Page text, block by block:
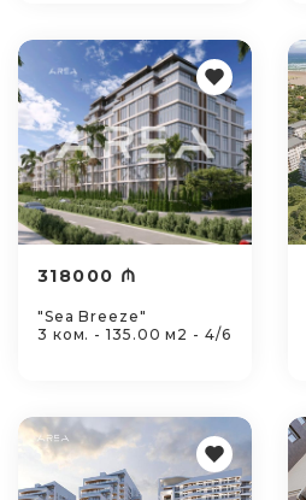
318000 ₼
"Sea Breeze"
3 ком. - 135.00 м2 - 4/6